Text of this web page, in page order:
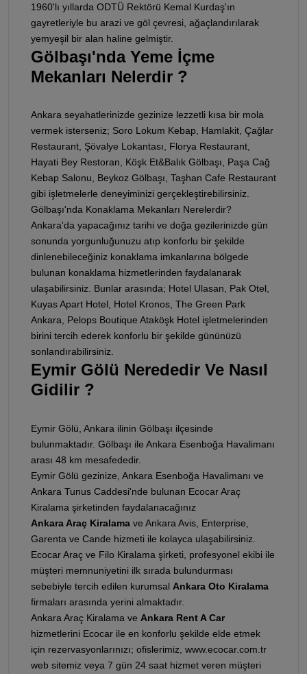
1960'lı yıllarda ODTÜ Rektörü Kemal Kurdaş'ın
gayretleriyle bu arazi ve göl çevresi, ağaçlandırılarak
yemyeşil bir alan haline gelmiştir.
Gölbaşı'nda Yeme İçme
Mekanları Nelerdir ?
Ankara seyahatlerinizde gezinize lezzetli kısa bir mola
vermek isterseniz; Soro Lokum Kebap, Hamlakit, Çağlar
Restaurant, Şövalye Lokantası, Florya Restaurant,
Hayati Bey Restoran, Köşk Et&Balık Gölbaşı, Paşa Cağ
Kebap Salonu, Beykoz Gölbaşı, Taşhan Cafe Restaurant
gibi işletmelerle deneyiminizi gerçekleştirebilirsiniz.
Gölbaşı'nda Konaklama Mekanları Nerelerdir?
Ankara'da yapacağınız tarihi ve doğa gezilerinizde gün
sonunda yorgunluğunuzu atıp konforlu bir şekilde
dinlenebileceğiniz konaklama imkanlarına bölgede
bulunan konaklama hizmetlerinden faydalanarak
ulaşabilirsiniz. Bunlar arasında; Hotel Ulasan, Pak Otel,
Kuyas Apart Hotel, Hotel Kronos, The Green Park
Ankara, Pelops Boutique Ataköşk Hotel işletmelerinden
birini tercih ederek konforlu bir şekilde gününüzü
sonlandırabilirsiniz.
Eymir Gölü Nerededir Ve Nasıl
Gidilir ?
Eymir Gölü, Ankara ilinin Gölbaşı ilçesinde
bulunmaktadır. Gölbaşı ile Ankara Esenboğa Havalimanı
arası 48 km mesafededir.
Eymir Gölü gezinize, Ankara Esenboğa Havalimanı ve
Ankara Tunus Caddesi'nde bulunan Ecocar Araç
Kiralama şirketinden faydalanacağınız
Ankara Araç Kiralama ve Ankara Avis, Enterprise,
Garenta ve Cande hizmeti ile kolayca ulaşabilirsiniz.
Ecocar Araç ve Filo Kiralama şirketi, profesyonel ekibi ile
müşteri memnuniyetini ilk sırada bulundurması
sebebiyle tercih edilen kurumsal Ankara Oto Kiralama
firmaları arasında yerini almaktadır.
Ankara Araç Kiralama ve Ankara Rent A Car
hizmetlerini Ecocar ile en konforlu şekilde elde etmek
için rezervasyonlarınızı; ofislerimiz, www.ecocar.com.tr
web sitemiz veya 7 gün 24 saat hizmet veren müşteri